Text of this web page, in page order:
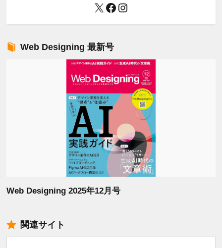
X Facebook
Instagram
Web Designing 最新号
Web Designing 2025年12月号
関連サイト